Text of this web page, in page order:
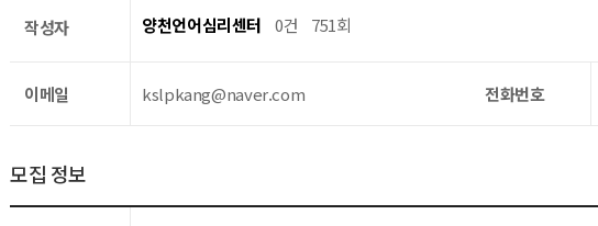
작성자 양천언어심리센터 0건 751회
이메일 kslpkang@naver.com 전화번호
모집 정보